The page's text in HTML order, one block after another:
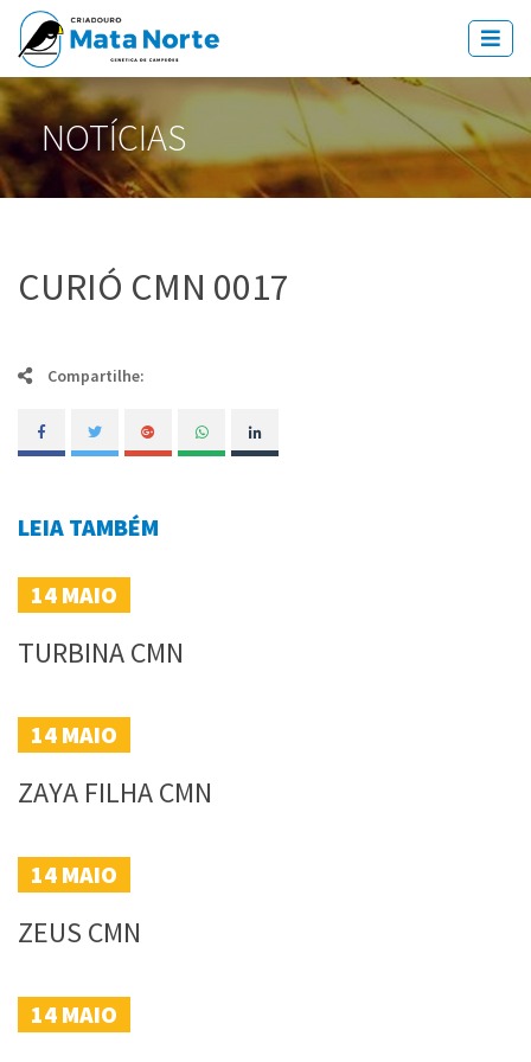
NOTÍCIAS
CURIÓ CMN 0017
Compartilhe:
LEIA TAMBÉM
14 MAIO
TURBINA CMN
14 MAIO
ZAYA FILHA CMN
14 MAIO
ZEUS CMN
14 MAIO